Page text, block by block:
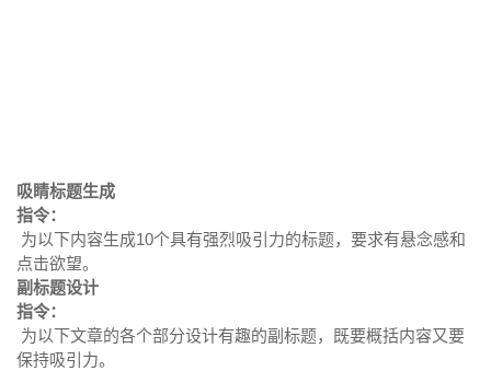
吸睛标题生成
指令：
为以下内容生成10个具有强烈吸引力的标题，要求有悬念感和
点击欲望。
副标题设计
指令：
为以下文章的各个部分设计有趣的副标题，既要概括内容又要
保持吸引力。